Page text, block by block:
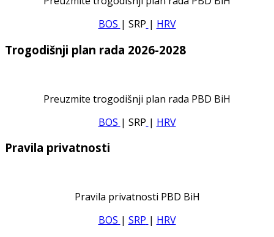
BOS | SRP | HRV
Trogodišnji plan rada 2026-2028
Preuzmite trogodišnji plan rada PBD BiH
BOS | SRP | HRV
Pravila privatnosti
Pravila privatnosti PBD BiH
BOS | SRP | HRV